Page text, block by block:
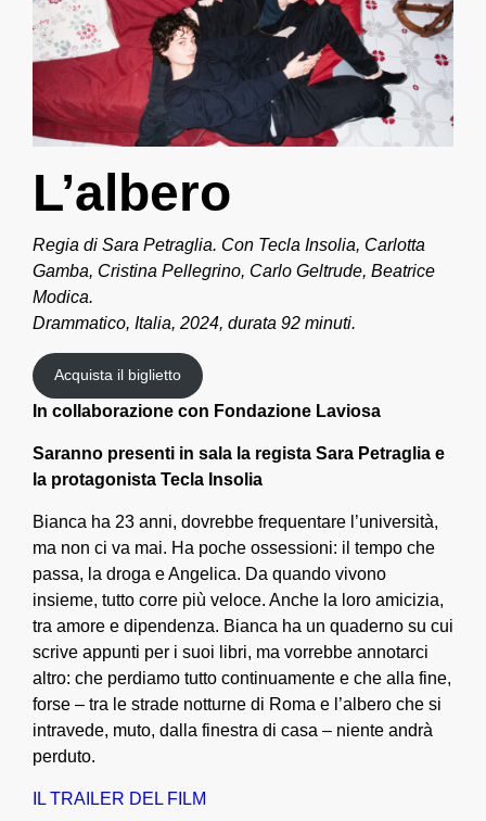
L’albero
Regia di Sara Petraglia. Con Tecla Insolia, Carlotta
Gamba, Cristina Pellegrino, Carlo Geltrude, Beatrice
Modica.
Drammatico, Italia, 2024, durata 92 minuti.
Acquista il biglietto
In collaborazione con Fondazione Laviosa
Saranno presenti in sala la regista Sara Petraglia e
la protagonista Tecla Insolia
Bianca ha 23 anni, dovrebbe frequentare l’università,
ma non ci va mai. Ha poche ossessioni: il tempo che
passa, la droga e Angelica. Da quando vivono
insieme, tutto corre più veloce. Anche la loro amicizia,
tra amore e dipendenza. Bianca ha un quaderno su cui
scrive appunti per i suoi libri, ma vorrebbe annotarci
altro: che perdiamo tutto continuamente e che alla fine,
forse – tra le strade notturne di Roma e l’albero che si
intravede, muto, dalla finestra di casa – niente andrà
perduto.
IL TRAILER DEL FILM